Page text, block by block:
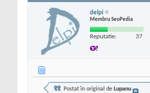
delpi
Membru SeoPedia
Reputatie: 37
Postat în original de Lupanu